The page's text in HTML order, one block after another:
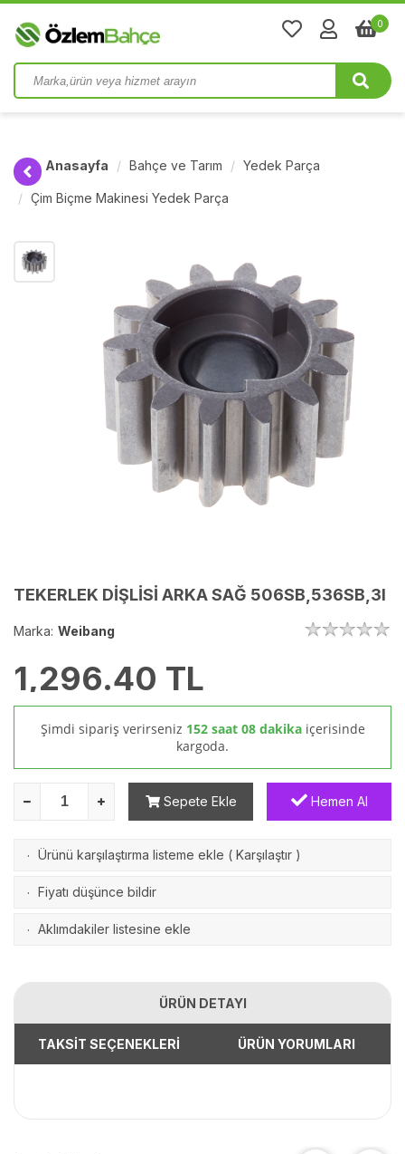
0
Anasayfa Bahçe ve Tarım Yedek Parça
Çim Biçme Makinesi Yedek Parça
TEKERLEK DİŞLİSİ ARKA SAĞ 506SB,536SB,3I
Marka: Weibang
1,296.40 TL
Şimdi sipariş verirseniz 152 saat 08 dakika içerisinde
kargoda.
Sepete Ekle Hemen Al
· Ürünü karşılaştırma listeme ekle ( Karşılaştır )
· Fiyatı düşünce bildir
· Aklımdakiler listesine ekle
ÜRÜN DETAYI
TAKSİT SEÇENEKLERİ ÜRÜN YORUMLARI